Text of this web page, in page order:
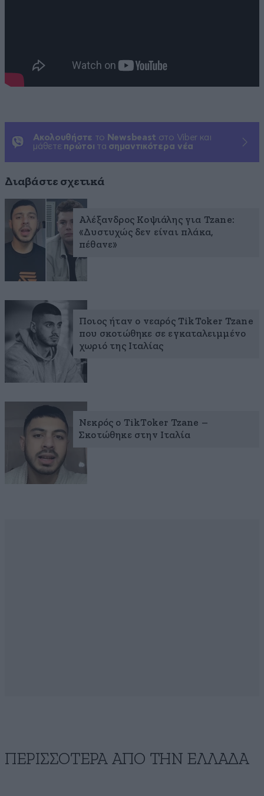
Ακολουθήστε το Newsbeast στο Viber και
μάθετε πρώτοι τα σημαντικότερα νέα
Διαβάστε σχετικά
Αλέξανδρος Κοψιάλης για Tzane:
«Δυστυχώς δεν είναι πλάκα,
πέθανε»
Ποιος ήταν ο νεαρός TikToker Tzane
που σκοτώθηκε σε εγκαταλειμμένο
χωριό της Ιταλίας
Νεκρός ο TikToker Tzane –
Σκοτώθηκε στην Ιταλία
ΠΕΡΙΣΣΟΤΕΡΑ ΑΠΟ ΤΗΝ ΕΛΛΑΔΑ